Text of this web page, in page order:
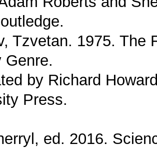
Tzvetan. 1975. The
Genre.
by Richard
Press.
ed. 2016.